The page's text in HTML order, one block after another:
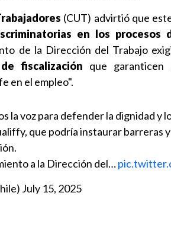
(CUT) advirtió que
en los procesos
de la Dirección del Trabajo
fiscalización que garanticen
en el empleo".
la voz para defender la dignidad y
que podría instaurar barreras
a la Dirección del…
July 15, 2025